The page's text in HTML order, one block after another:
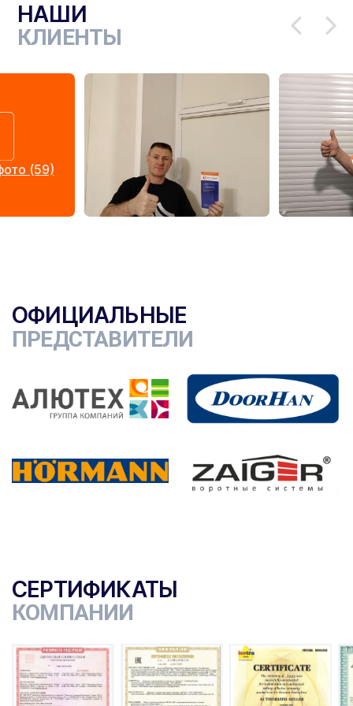
НАШИ
КЛИЕНТЫ
(59)
ОФИЦИАЛЬНЫЕ
ПРЕДСТАВИТЕЛИ
СЕРТИФИКАТЫ
КОМПАНИИ